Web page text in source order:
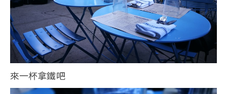
來一杯拿鐵吧